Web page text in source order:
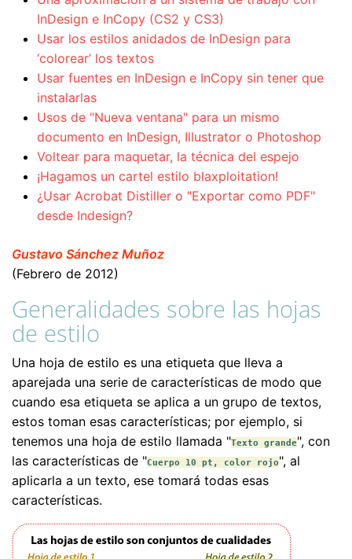
InDesign e InCopy (CS2 y CS3)
Usar los estilos anidados de InDesign para
‘colorear’ los textos
Usar fuentes en InDesign e InCopy sin tener que
instalarlas
Usos de "Nueva ventana" para un mismo
documento en InDesign, Illustrator o Photoshop
Voltear para maquetar, la técnica del espejo
¡Hagamos un cartel estilo blaxploitation!
¿Usar Acrobat Distiller o "Exportar como PDF"
desde Indesign?
Gustavo Sánchez Muñoz
(Febrero de 2012)
Generalidades sobre las hojas
de estilo
Una hoja de estilo es una etiqueta que lleva a
aparejada una serie de características de modo que
cuando esa etiqueta se aplica a un grupo de textos,
estos toman esas características; por ejemplo, si
tenemos una hoja de estilo llamada "Texto grande", con
las características de "Cuerpo 10 pt, color rojo", al
aplicarla a un texto, ese tomará todas esas
características.